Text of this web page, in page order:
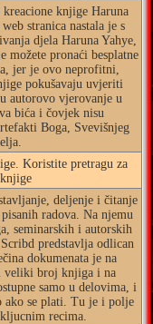
knjige Haruna
stranica nastala je s
djela Haruna Yahye,
možete pronaći besplatne
jer je ovo neprofitni,
pokušavaju uvjeriti
autorovo vjerovanje u
bića i čovjek nisu
Boga, Svevišnjeg
Koristite pretragu za
deljenje i čitanje
radova. Na njemu
seminarskih i autorskih
predstavlja odlican
dokumenata je na
veliki broj knjiga i na
samo u delovima, i
ako se plati. Tu je i polje
recima.